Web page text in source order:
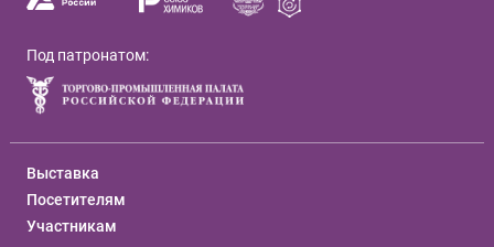
Под патронатом:
Выставка
Посетителям
Участникам